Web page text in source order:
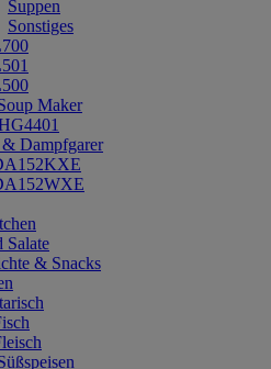
Suppen
Sonstiges
Maker
Dampfgarer
Salate
& Snacks